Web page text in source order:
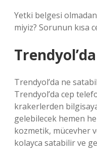
Yetki belgesi
miyiz? Sorunun kısa
Trendyol’da ne
Trendyol’da cep
krakerlerden
gelebilecek hemen
kozmetik, mücevher
kolayca satabilir ve